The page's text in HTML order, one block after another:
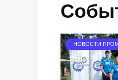
НОВОСТИ